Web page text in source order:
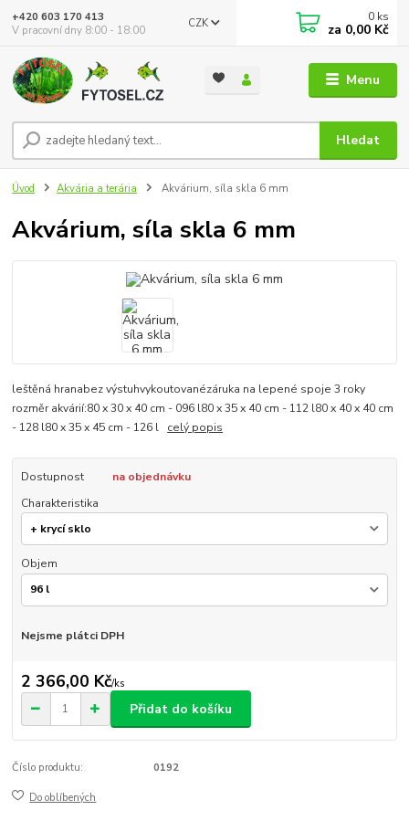
Menu
CZK
Hledat
+420 603 170 413
V pracovní dny 8:00 - 18:00
0 ks
za 0,00 Kč
Úvod Akvária a terária Akvárium, síla skla 6 mm
Akvárium, síla skla 6 mm
leštěná hranabez výstuhvykoutovanézáruka na lepené spoje 3 roky
rozměr akvárií:80 x 30 x 40 cm - 096 l80 x 35 x 40 cm - 112 l80 x 40 x 40 cm
- 128 l80 x 35 x 45 cm - 126 l celý popis
Dostupnost
na objednávku
Charakteristika
Objem
Nejsme plátci DPH
2 366,00 Kč/ks
Přidat do košíku
Číslo produktu: 0192
Do oblíbených